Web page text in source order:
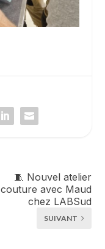
🧵 Nouvel atelier
couture avec Maud
chez LABSud
SUIVANT